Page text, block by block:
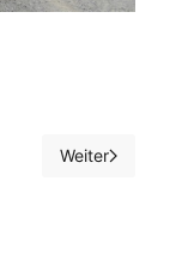
2015Nächster
Weiter